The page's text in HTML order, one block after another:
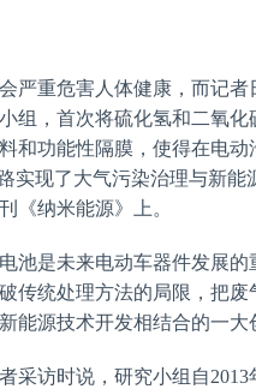
严重危害人体健康，而记
组，首次将硫化氢和二氧
和功能性隔膜，使得在电
实现了大气污染治理与新
《纳米能源》上。
池是未来电动车器件发展
传统处理方法的局限，把
能源技术开发相结合的一大
采访时说，研究小组自